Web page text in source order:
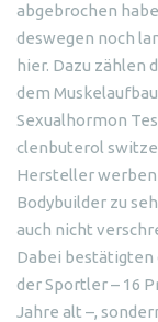
abgebrochen
deswegen noch
hier. Dazu zählen
dem
Sexualhormon
clenbuterol
Hersteller
Bodybuilder zu
auch nicht
Dabei bestätigten
der Sportler – 16
Jahre alt –,